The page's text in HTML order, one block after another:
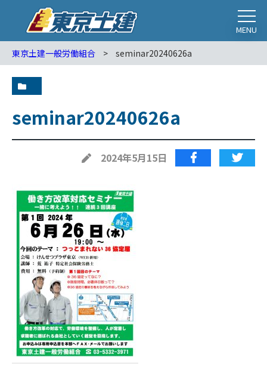
MENU
東京土建一般労働組合 > seminar20240626a
seminar20240626a
2024年5月15日